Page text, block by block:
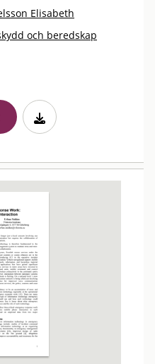
Elisabeth
och beredskap